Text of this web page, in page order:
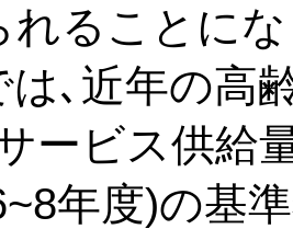
れることに
､近年の高
ービス供給
年度)の基